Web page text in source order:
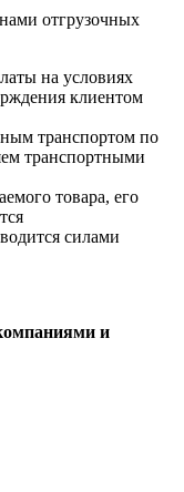
отгрузочных
на условиях
клиентом
транспортом по
транспортными
товара, его
силами
и